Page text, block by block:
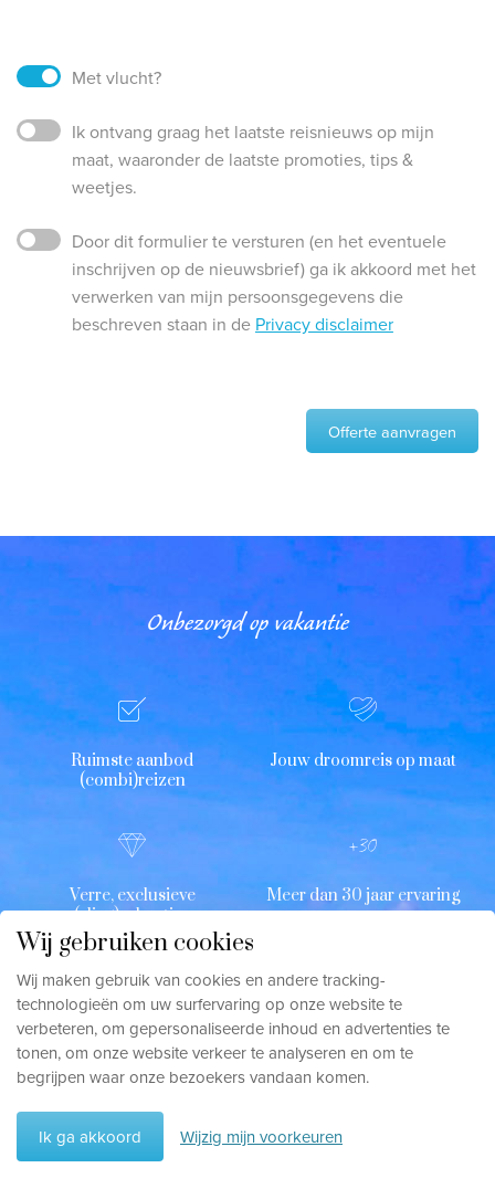
Wij gebruiken cookies
Wij maken gebruik van cookies en andere tracking-
technologieën om uw surfervaring op onze website te
verbeteren, om gepersonaliseerde inhoud en advertenties te
tonen, om onze website verkeer te analyseren en om te
begrijpen waar onze bezoekers vandaan komen.
Ik ga akkoord Wijzig mijn voorkeuren
Met vlucht?
Ik ontvang graag het laatste reisnieuws op mijn
maat, waaronder de laatste promoties, tips &
weetjes.
Door dit formulier te versturen (en het eventuele
inschrijven op de nieuwsbrief) ga ik akkoord met het
verwerken van mijn persoonsgegevens die
beschreven staan in de Privacy disclaimer
Offerte aanvragen
Onbezorgd op vakantie
Ruimste aanbod
(combi)reizen
Jouw droomreis op maat
Verre, exclusieve
(vlieg)vakanties
Meer dan 30 jaar ervaring
Uitzonderlijke service Duurzaam op reis